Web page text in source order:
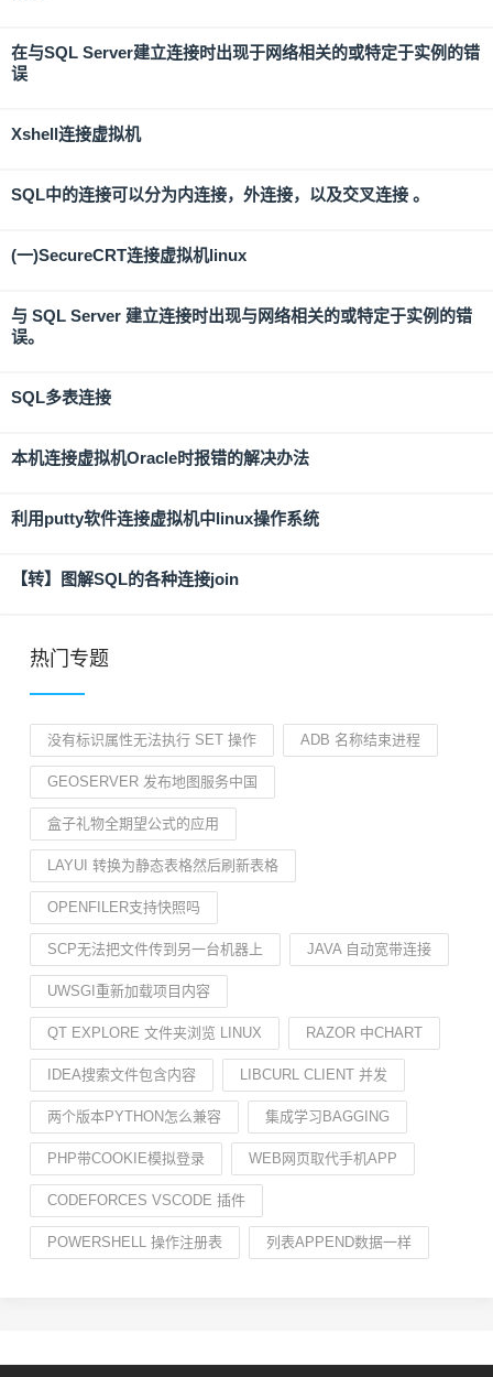
在与SQL Server建立连接时出现于网络相关的或特定于实例的错
误
Xshell连接虚拟机
SQL中的连接可以分为内连接，外连接，以及交叉连接 。
(一)SecureCRT连接虚拟机linux
与 SQL Server 建立连接时出现与网络相关的或特定于实例的错
误。
SQL多表连接
本机连接虚拟机Oracle时报错的解决办法
利用putty软件连接虚拟机中linux操作系统
【转】图解SQL的各种连接join
热门专题
没有标识属性无法执行 SET 操作 ADB 名称结束进程
GEOSERVER 发布地图服务中国
盒子礼物全期望公式的应用
LAYUI 转换为静态表格然后刷新表格
OPENFILER支持快照吗
SCP无法把文件传到另一台机器上 JAVA 自动宽带连接
UWSGI重新加载项目内容
QT EXPLORE 文件夹浏览 LINUX RAZOR 中CHART
IDEA搜索文件包含内容 LIBCURL CLIENT 并发
两个版本PYTHON怎么兼容 集成学习BAGGING
PHP带COOKIE模拟登录 WEB网页取代手机APP
CODEFORCES VSCODE 插件
POWERSHELL 操作注册表 列表APPEND数据一样